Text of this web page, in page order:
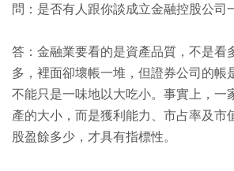
問：是否有人跟你談成立金融控股公司
答：金融業要看的是資產品質，不是看
多，裡面卻壞帳一堆，但證券公司的帳
不能只是一味地以大吃小。事實上，一
產的大小，而是獲利能力、市占率及市
股盈餘多少，才具有指標性。